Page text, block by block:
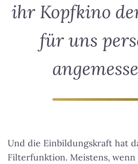
ihr Kopfkino
für uns
Und die Einbildungskraft hat
Filterfunktion. Meistens,